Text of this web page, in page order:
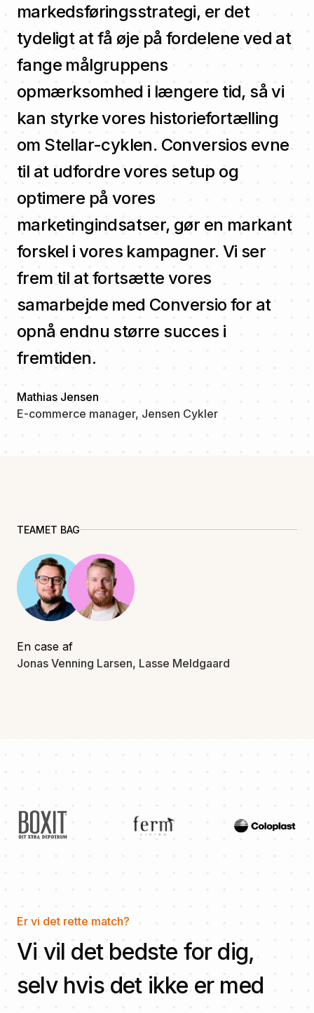
markedsføringsstrategi, er det
tydeligt at få øje på fordelene ved at
fange målgruppens
opmærksomhed i længere tid, så vi
kan styrke vores historiefortælling
om Stellar-cyklen. Conversios evne
til at udfordre vores setup og
optimere på vores
marketingindsatser, gør en markant
forskel i vores kampagner. Vi ser
frem til at fortsætte vores
samarbejde med Conversio for at
opnå endnu større succes i
fremtiden.
Mathias Jensen
E-commerce manager, Jensen Cykler
TEAMET BAG
En case af
Jonas Venning Larsen, Lasse Meldgaard
Er vi det rette match?
Vi vil det bedste for dig,
selv hvis det ikke er med